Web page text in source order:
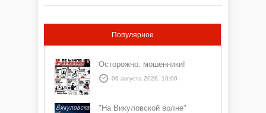
Популярное
Осторожно: мошенники!
06 августа 2026, 16:00
"На Викуловской волне"